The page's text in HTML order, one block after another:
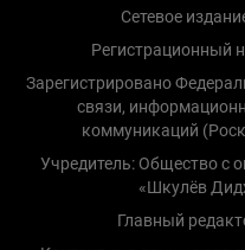
Сетевое
Регистрационный
Зарегистрировано
связи,
коммуникаций
Учредитель: Общество с
«Шкулёв
Главный